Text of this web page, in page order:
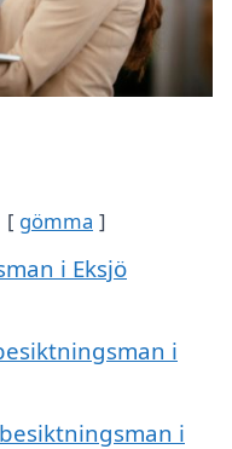
gömma
i Eksjö
i
i